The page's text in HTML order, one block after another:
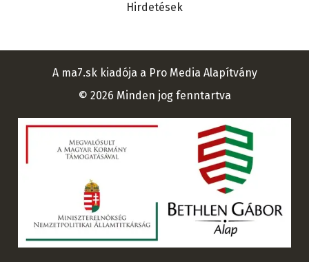
Hirdetések
A ma7.sk kiadója a Pro Media Alapítvány
© 2026 Minden jog fenntartva